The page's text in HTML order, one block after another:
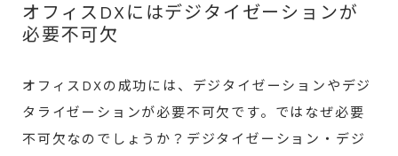
オフィスDXにはデジタイゼーションが
必要不可欠
オフィスDXの成功には、デジタイゼーションやデジ
タライゼーションが必要不可欠です。ではなぜ必要
不可欠なのでしょうか？デジタイゼーション・デジ